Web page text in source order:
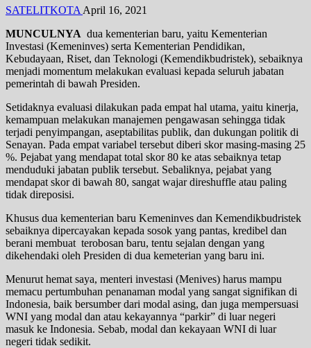
SATELITKOTA April 16, 2021
MUNCULNYA dua kementerian baru, yaitu Kementerian
Investasi (Kemeninves) serta Kementerian Pendidikan,
Kebudayaan, Riset, dan Teknologi (Kemendikbudristek), sebaiknya
menjadi momentum melakukan evaluasi kepada seluruh jabatan
pemerintah di bawah Presiden.
Setidaknya evaluasi dilakukan pada empat hal utama, yaitu kinerja,
kemampuan melakukan manajemen pengawasan sehingga tidak
terjadi penyimpangan, aseptabilitas publik, dan dukungan politik di
Senayan. Pada empat variabel tersebut diberi skor masing-masing 25
%. Pejabat yang mendapat total skor 80 ke atas sebaiknya tetap
menduduki jabatan publik tersebut. Sebaliknya, pejabat yang
mendapat skor di bawah 80, sangat wajar direshuffle atau paling
tidak direposisi.
Khusus dua kementerian baru Kemeninves dan Kemendikbudristek
sebaiknya dipercayakan kepada sosok yang pantas, kredibel dan
berani membuat terobosan baru, tentu sejalan dengan yang
dikehendaki oleh Presiden di dua kemeterian yang baru ini.
Menurut hemat saya, menteri investasi (Menives) harus mampu
memacu pertumbuhan penanaman modal yang sangat signifikan di
Indonesia, baik bersumber dari modal asing, dan juga mempersuasi
WNI yang modal dan atau kekayannya “parkir” di luar negeri
masuk ke Indonesia. Sebab, modal dan kekayaan WNI di luar
negeri tidak sedikit.